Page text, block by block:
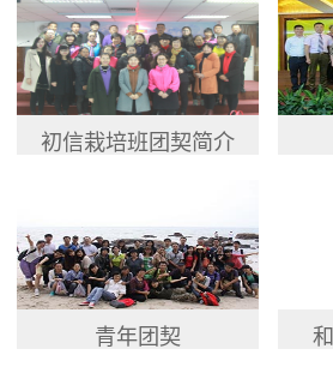
初信栽培班团契简介
青年团契